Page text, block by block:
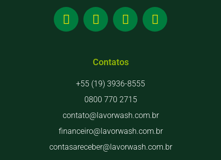
Contatos
+55 (19) 3936-8555
0800 770 2715
contato@lavorwash.com.br
financeiro@lavorwash.com.br
contasareceber@lavorwash.com.br